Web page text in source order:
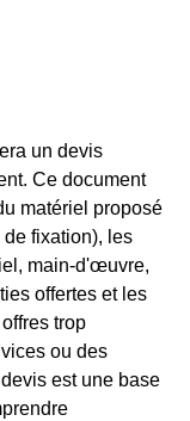
un devis
Ce document
matériel proposé
fixation), les
main-d'œuvre,
offertes et les
trop
ou des
est une base